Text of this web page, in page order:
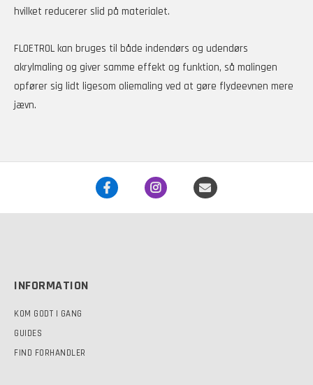
hvilket reducerer slid på materialet.
FLOETROL kan bruges til både indendørs og udendørs
akrylmaling og giver samme effekt og funktion, så malingen
opfører sig lidt ligesom oliemaling ved at gøre flydeevnen mere
jævn.
INFORMATION
KOM GODT I GANG
GUIDES
FIND FORHANDLER